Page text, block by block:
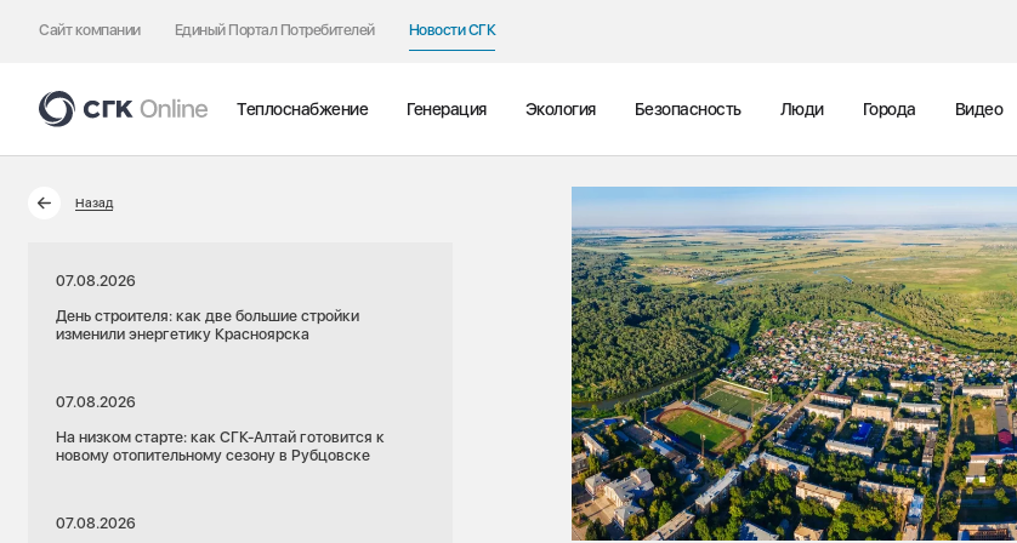
Сайт компании Единый Портал Потребителей Новости СГК
Теплоснабжение Генерация Экология Безопасность Люди Города Видео
Назад
07.08.2026
День строителя: как две большие стройки
изменили энергетику Красноярска
07.08.2026
На низком старте: как СГК-Алтай готовится к
новому отопительному сезону в Рубцовске
07.08.2026